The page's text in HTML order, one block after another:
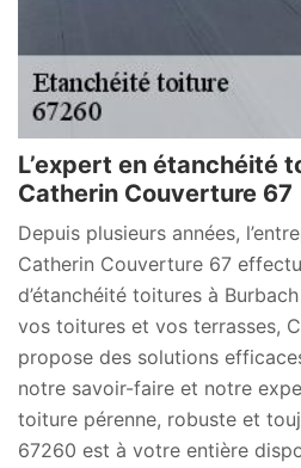
L’expert en étanchéité
Catherin Couverture 67
Depuis plusieurs années,
Catherin Couverture 67
d’étanchéité toitures à
vos toitures et vos terrasses,
propose des solutions
notre savoir-faire et notre
toiture pérenne, robuste et
67260 est à votre entière